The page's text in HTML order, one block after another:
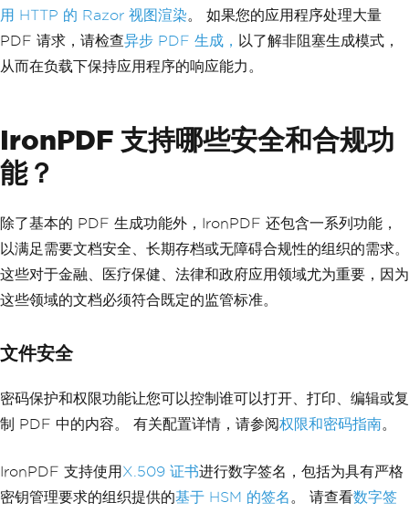
return File( pdf.BinaryData,
"a
pplication/pdf"
,
"quarterly-report.pd
}
用 HTTP 的 Razor 视图渲染。 如果您的应用程序处理大量
PDF 请求，请检查异步 PDF 生成， 以了解非阻塞生成模式，
从而在负载下保持应用程序的响应能力。
IronPDF 支持哪些安全和合规功
能？
除了基本的 PDF 生成功能外，IronPDF 还包含一系列功能，
以满足需要文档安全、长期存档或无障碍合规性的组织的需求。
这些对于金融、医疗保健、法律和政府应用领域尤为重要，因为
这些领域的文档必须符合既定的监管标准。
文件安全
密码保护和权限功能让您可以控制谁可以打开、打印、编辑或复
制 PDF 中的内容。 有关配置详情，请参阅权限和密码指南。
IronPDF 支持使用 X.509 证书进行数字签名，包括为具有严格
密钥管理要求的组织提供的基于 HSM 的签名 。 请查看数字签